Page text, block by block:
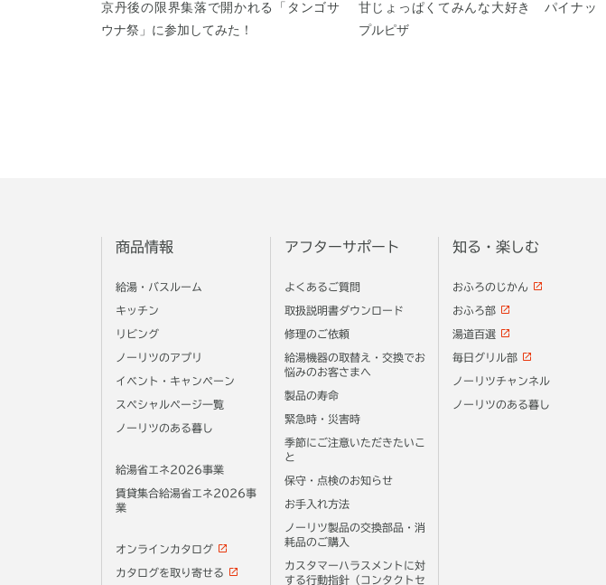
京丹後の限界集落で開かれる「タンゴサ
ウナ祭」に参加してみた！
甘じょっぱくてみんな大好き パイナッ
プルピザ
商品情報
給湯・バスルーム
キッチン
リビング
ノーリツのアプリ
イベント・キャンペーン
スペシャルページ一覧
ノーリツのある暮し
給湯省エネ2026事業
賃貸集合給湯省エネ2026事
業
オンラインカタログ
カタログを取り寄せる
アフターサポート
よくあるご質問
取扱説明書ダウンロード
修理のご依頼
給湯機器の取替え・交換でお
悩みのお客さまへ
製品の寿命
緊急時・災害時
季節にご注意いただきたいこ
と
保守・点検のお知らせ
お手入れ方法
ノーリツ製品の交換部品・消
耗品のご購入
カスタマーハラスメントに対
する行動指針（コンタクトセ
知る・楽しむ
おふろのじかん
おふろ部
湯道百選
毎日グリル部
ノーリツチャンネル
ノーリツのある暮し